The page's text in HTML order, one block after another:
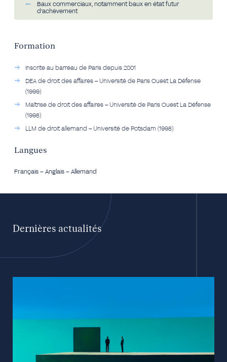
Baux commerciaux, notamment baux en état futur
d'achèvement
Formation
Inscrite au barreau de Paris depuis 2001
DEA de droit des affaires – Université de Paris Ouest La Défense
(1999)
Maîtrise de droit des affaires – Université de Paris Ouest La Défense
(1998)
LLM de droit allemand – Université de Potsdam (1998)
Langues
Français – Anglais – Allemand
Dernières actualités